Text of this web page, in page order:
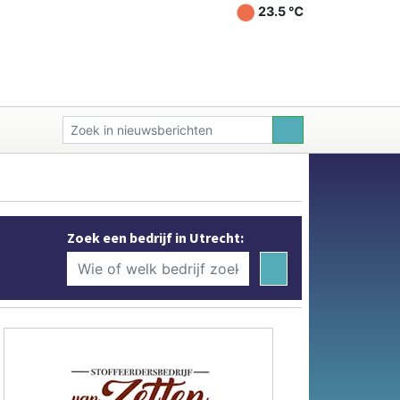
23.5 ℃
Zoek een bedrijf in Utrecht: